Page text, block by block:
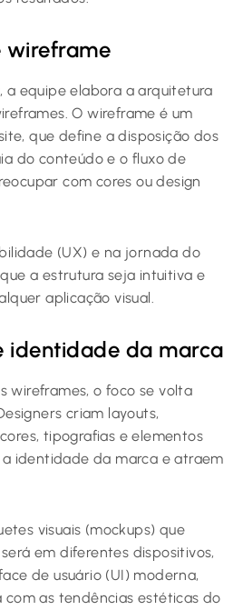
wireframe
a equipe elabora a arquitetura
O wireframe é um
que define a disposição dos
do conteúdo e o fluxo de
com cores ou design
(UX) e na jornada do
a estrutura seja intuitiva e
aplicação visual.
identidade da marca
wireframes, o foco se volta
criam layouts,
tipografias e elementos
identidade da marca e atraem
visuais (mockups) que
em diferentes dispositivos,
de usuário (UI) moderna,
com as tendências estéticas do